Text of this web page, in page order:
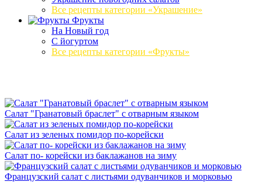
Все рецепты категории «Украшение»
Фрукты
На Новый год
С йогуртом
Все рецепты категории «Фрукты»
Салат "Гранатовый браслет" с отварным языком
Салат из зеленых помидор по-корейски
Салат по- корейски из баклажанов на зиму
Французский салат с листьями одуванчиков и морковью